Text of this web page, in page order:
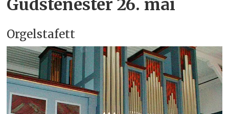
Gudstenester 26. mai
Orgelstafett